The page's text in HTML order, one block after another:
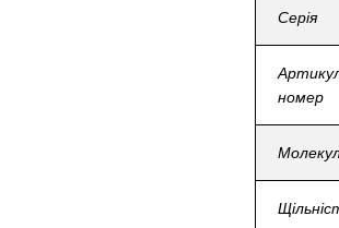
Серія
номер